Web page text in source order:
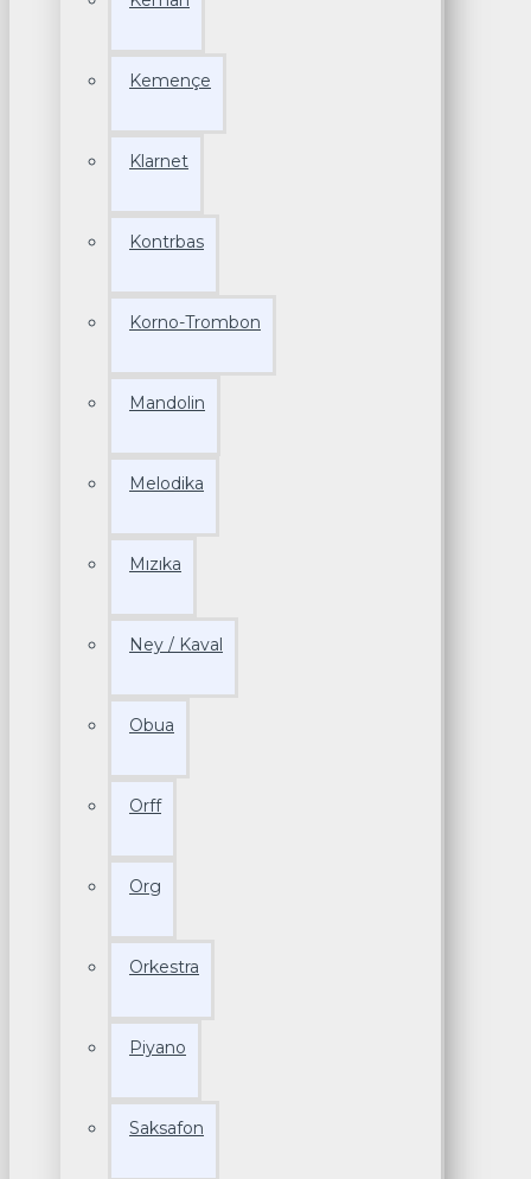
Kemençe
Klarnet
Kontrbas
Korno-Trombon
Mandolin
Melodika
Mızıka
Ney / Kaval
Obua
Orff
Org
Orkestra
Piyano
Saksafon